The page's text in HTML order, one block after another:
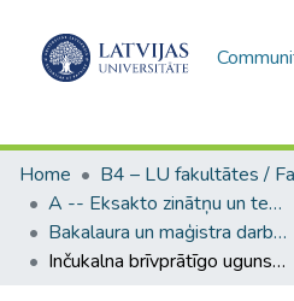
Home
A -- Eksakto zinātņu un tehnoloģiju fakultāte / Faculty of Science and Technology
Bakalaura un maģistra darbi (EZTF) / Bachelor's and Master's theses
Inčukalna brīvprātīgo ugunsdzēsēju biedrības mājaslapa